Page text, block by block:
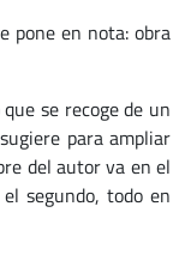
pone en nota: obra
se recoge de un
para ampliar
del autor va en el
segundo, todo en